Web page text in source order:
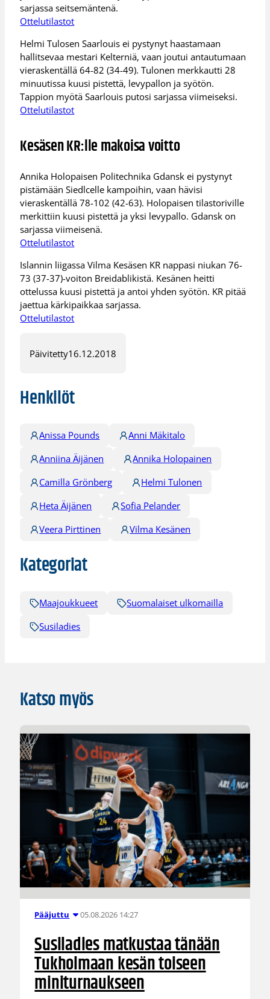
sarjassa seitsemäntenä.
Ottelutilastot
Helmi Tulosen Saarlouis ei pystynyt haastamaan
hallitsevaa mestari Kelterniä, vaan joutui antautumaan
vieraskentällä 64-82 (34-49). Tulonen merkkautti 28
minuutissa kuusi pistettä, levypallon ja syötön.
Tappion myötä Saarlouis putosi sarjassa viimeiseksi.
Ottelutilastot
Kesäsen KR:lle makoisa voitto
Annika Holopaisen Politechnika Gdansk ei pystynyt
pistämään Siedlcelle kampoihin, vaan hävisi
vieraskentällä 78-102 (42-63). Holopaisen tilastoriville
merkittiin kuusi pistettä ja yksi levypallo. Gdansk on
sarjassa viimeisenä.
Ottelutilastot
Islannin liigassa Vilma Kesäsen KR nappasi niukan 76-
73 (37-37)-voiton Breidablikistä. Kesänen heitti
ottelussa kuusi pistettä ja antoi yhden syötön. KR pitää
jaettua kärkipaikkaa sarjassa.
Ottelutilastot
Päivitetty16.12.2018
Henkilöt
Anissa Pounds
Anni Mäkitalo
Anniina Äijänen
Annika Holopainen
Camilla Grönberg
Helmi Tulonen
Heta Äijänen
Sofia Pelander
Veera Pirttinen
Vilma Kesänen
Kategoriat
Maajoukkueet
Suomalaiset ulkomailla
Susiladies
Katso myös
Pääjuttu 05.08.2026 14:27
Susiladies matkustaa tänään
Tukholmaan kesän toiseen
miniturnaukseen